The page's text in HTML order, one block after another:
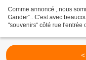
Comme annoncé , nous
Gander".. C'est avec
"souvenirs" côté rue l'entrée